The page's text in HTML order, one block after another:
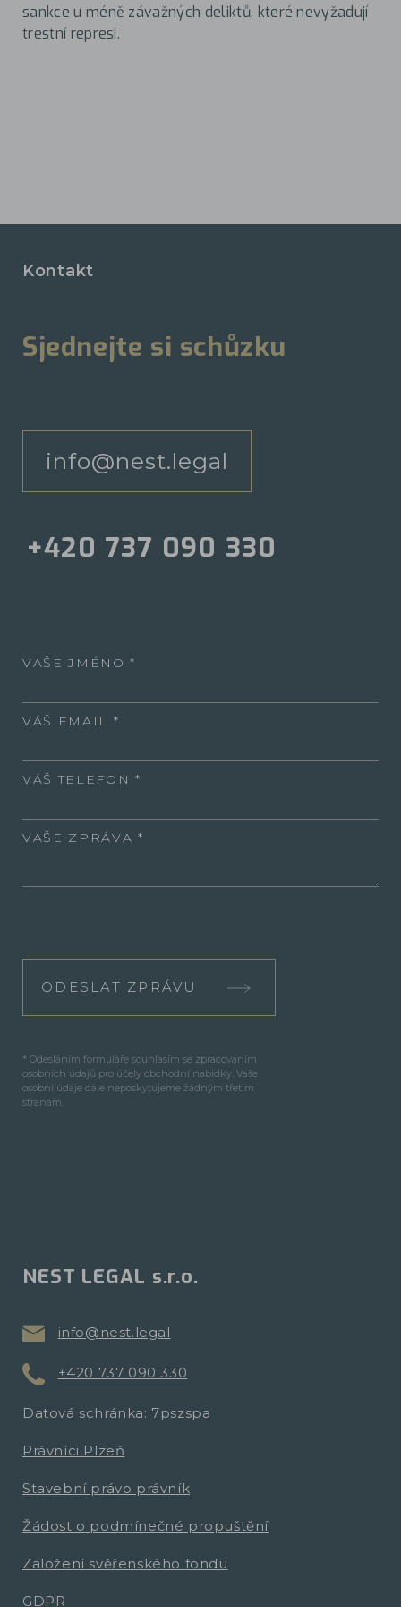
sankce u méně závažných deliktů, které nevyžadují
trestní represi.
Kontakt
Sjednejte si schůzku
info@nest.legal
+420 737 090 330
VAŠE JMÉNO
VÁŠ EMAIL
VÁŠ TELEFON
VAŠE ZPRÁVA
ODESLAT ZPRÁVU
* Odesláním formuláře souhlasím se zpracováním
osobních údajů pro účely obchodní nabídky. Vaše
osobní údaje dále neposkytujeme žádným třetím
stranám.
NEST LEGAL s.r.o.
info@nest.legal
+420 737 090 330
Datová schránka: 7pszspa
Právníci Plzeň
Stavební právo právník
Žádost o podmínečné propuštění
Založení svěřenského fondu
GDPR